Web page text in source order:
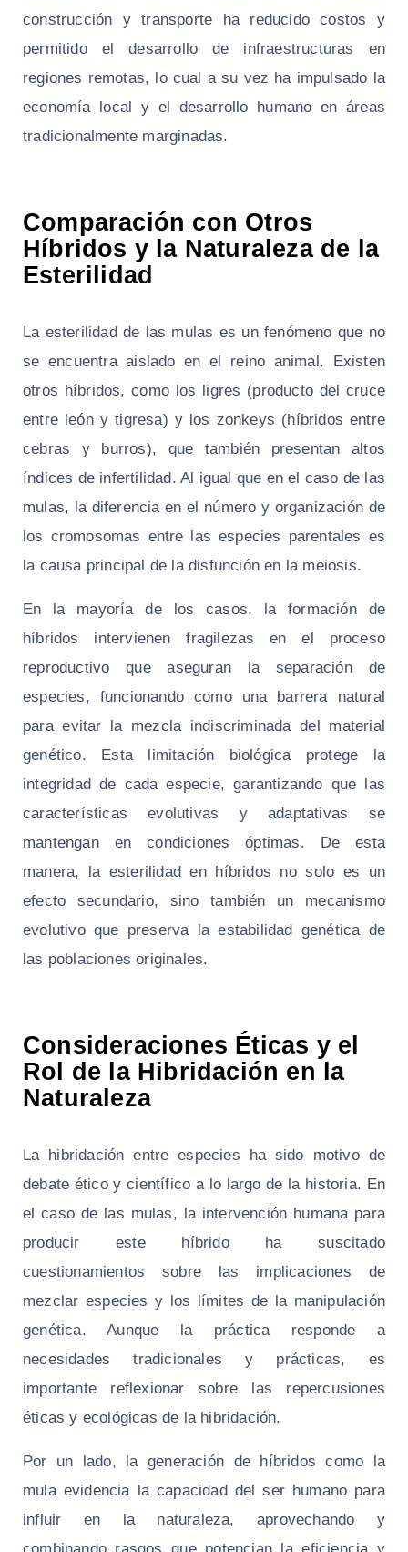
construcción y transporte ha reducido costos y
permitido el desarrollo de infraestructuras en
regiones remotas, lo cual a su vez ha impulsado la
economía local y el desarrollo humano en áreas
tradicionalmente marginadas.
Comparación con Otros
Híbridos y la Naturaleza de la
Esterilidad
La esterilidad de las mulas es un fenómeno que no
se encuentra aislado en el reino animal. Existen
otros híbridos, como los ligres (producto del cruce
entre león y tigresa) y los zonkeys (híbridos entre
cebras y burros), que también presentan altos
índices de infertilidad. Al igual que en el caso de las
mulas, la diferencia en el número y organización de
los cromosomas entre las especies parentales es
la causa principal de la disfunción en la meiosis.
En la mayoría de los casos, la formación de
híbridos intervienen fragilezas en el proceso
reproductivo que aseguran la separación de
especies, funcionando como una barrera natural
para evitar la mezcla indiscriminada del material
genético. Esta limitación biológica protege la
integridad de cada especie, garantizando que las
características evolutivas y adaptativas se
mantengan en condiciones óptimas. De esta
manera, la esterilidad en híbridos no solo es un
efecto secundario, sino también un mecanismo
evolutivo que preserva la estabilidad genética de
las poblaciones originales.
Consideraciones Éticas y el
Rol de la Hibridación en la
Naturaleza
La hibridación entre especies ha sido motivo de
debate ético y científico a lo largo de la historia. En
el caso de las mulas, la intervención humana para
producir este híbrido ha suscitado
cuestionamientos sobre las implicaciones de
mezclar especies y los límites de la manipulación
genética. Aunque la práctica responde a
necesidades tradicionales y prácticas, es
importante reflexionar sobre las repercusiones
éticas y ecológicas de la hibridación.
Por un lado, la generación de híbridos como la
mula evidencia la capacidad del ser humano para
influir en la naturaleza, aprovechando y